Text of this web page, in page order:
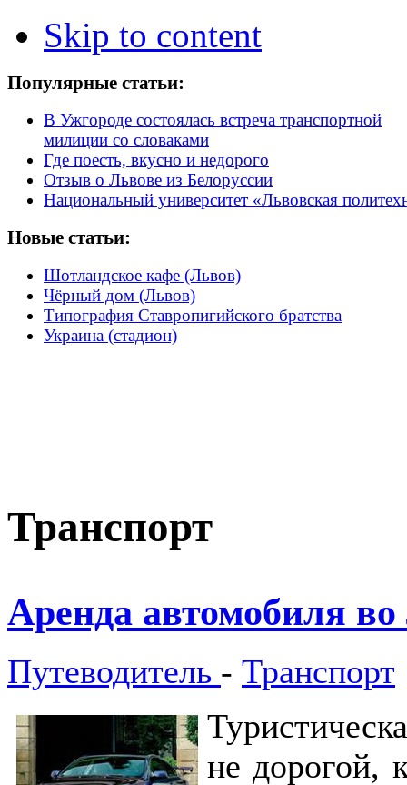
Skip to content
Популярные статьи:
В Ужгороде состоялась встреча транспортной
милиции со словаками
Где поесть, вкусно и недорого
Отзыв о Львове из Белоруссии
Национальный университет «Львовская
Новые статьи:
Шотландское кафе (Львов)
Чёрный дом (Львов)
Типография Ставропигийского братства
Украина (стадион)
Транспорт
Аренда автомобиля
Путеводитель - Транспорт
не дорогой,